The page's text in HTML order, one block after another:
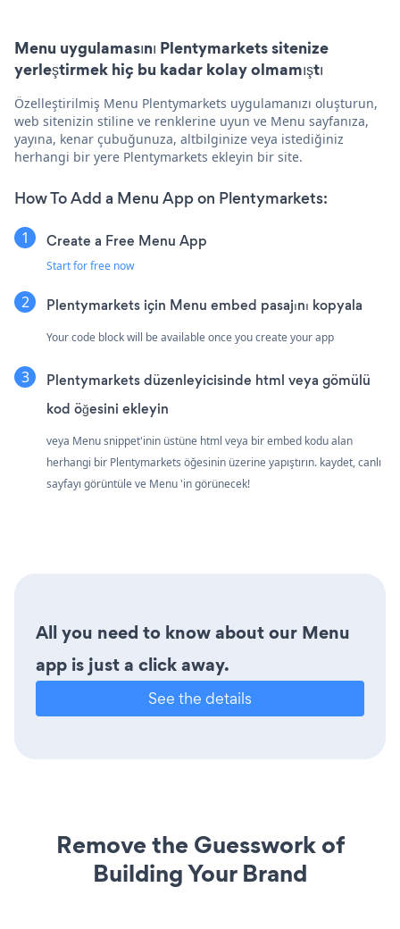
Menu uygulamasını Plentymarkets sitenize
yerleştirmek hiç bu kadar kolay olmamıştı
Özelleştirilmiş Menu Plentymarkets uygulamanızı oluşturun,
web sitenizin stiline ve renklerine uyun ve Menu sayfanıza,
yayına, kenar çubuğunuza, altbilginize veya istediğiniz
herhangi bir yere Plentymarkets ekleyin bir site.
How To Add a Menu App on Plentymarkets:
Create a Free Menu App
Start for free now
Plentymarkets için Menu embed pasajını kopyala
Your code block will be available once you create your app
Plentymarkets düzenleyicisinde html veya gömülü
kod öğesini ekleyin
veya Menu snippet'inin üstüne html veya bir embed kodu alan
herhangi bir Plentymarkets öğesinin üzerine yapıştırın. kaydet, canlı
sayfayı görüntüle ve Menu 'in görünecek!
All you need to know about our Menu
app is just a click away.
See the details
Remove the Guesswork of
Building Your Brand